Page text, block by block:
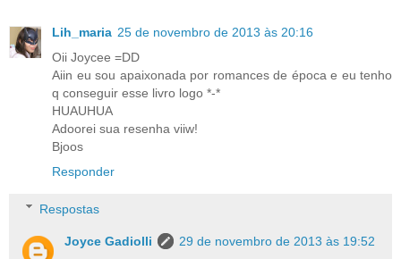
Lih_maria 25 de novembro de 2013 às 20:16
Oii Joycee =DD
Aiin eu sou apaixonada por romances de época e eu tenho
q conseguir esse livro logo *-*
HUAUHUA
Adoorei sua resenha viiw!
Bjoos
Responder
Respostas
Joyce Gadiolli
29 de novembro de 2013 às 19:52